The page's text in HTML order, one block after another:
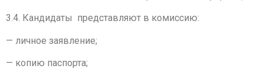
3.4. Кандидаты представляют в комиссию:
— личное заявление;
— копию паспорта;